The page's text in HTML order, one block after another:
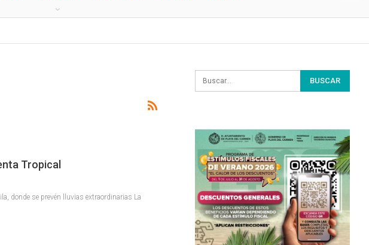
Tropical
donde se prevén lluvias extraordinarias La